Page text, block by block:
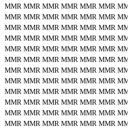
MMR MMR MMR MMR MMR MMR
MMR MMR MMR MMR MMR MMR
MMR MMR MMR MMR MMR MMR
MMR MMR MMR MMR MMR MMR
MMR MMR MMR MMR MMR MMR
MMR MMR MMR MMR MMR MMR
MMR MMR MMR MMR MMR MMR
MMR MMR MMR MMR MMR MMR
MMR MMR MMR MMR MMR MMR
MMR MMR MMR MMR MMR MMR
MMR MMR MMR MMR MMR MMR
MMR MMR MMR MMR MMR MMR